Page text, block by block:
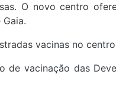
O novo centro
vacinas no
de vacinação das